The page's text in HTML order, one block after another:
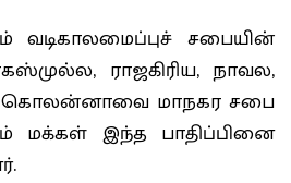
வடிகாலமைப்புச் சபையின்
ராஜகிரிய, நாவல,
கொலன்னாவை மாநகர சபை
மக்கள் இந்த பாதிப்பினை